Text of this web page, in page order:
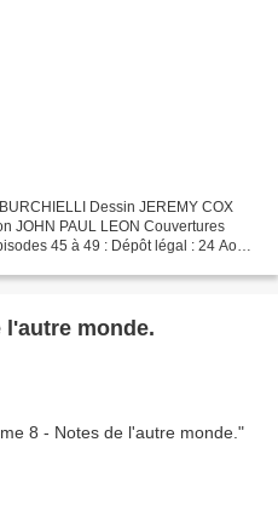
Dessin JEREMY COX
JOHN PAUL LEON Couvertures
45 à 49 : Dépôt légal : 24 Août
l'autre monde.